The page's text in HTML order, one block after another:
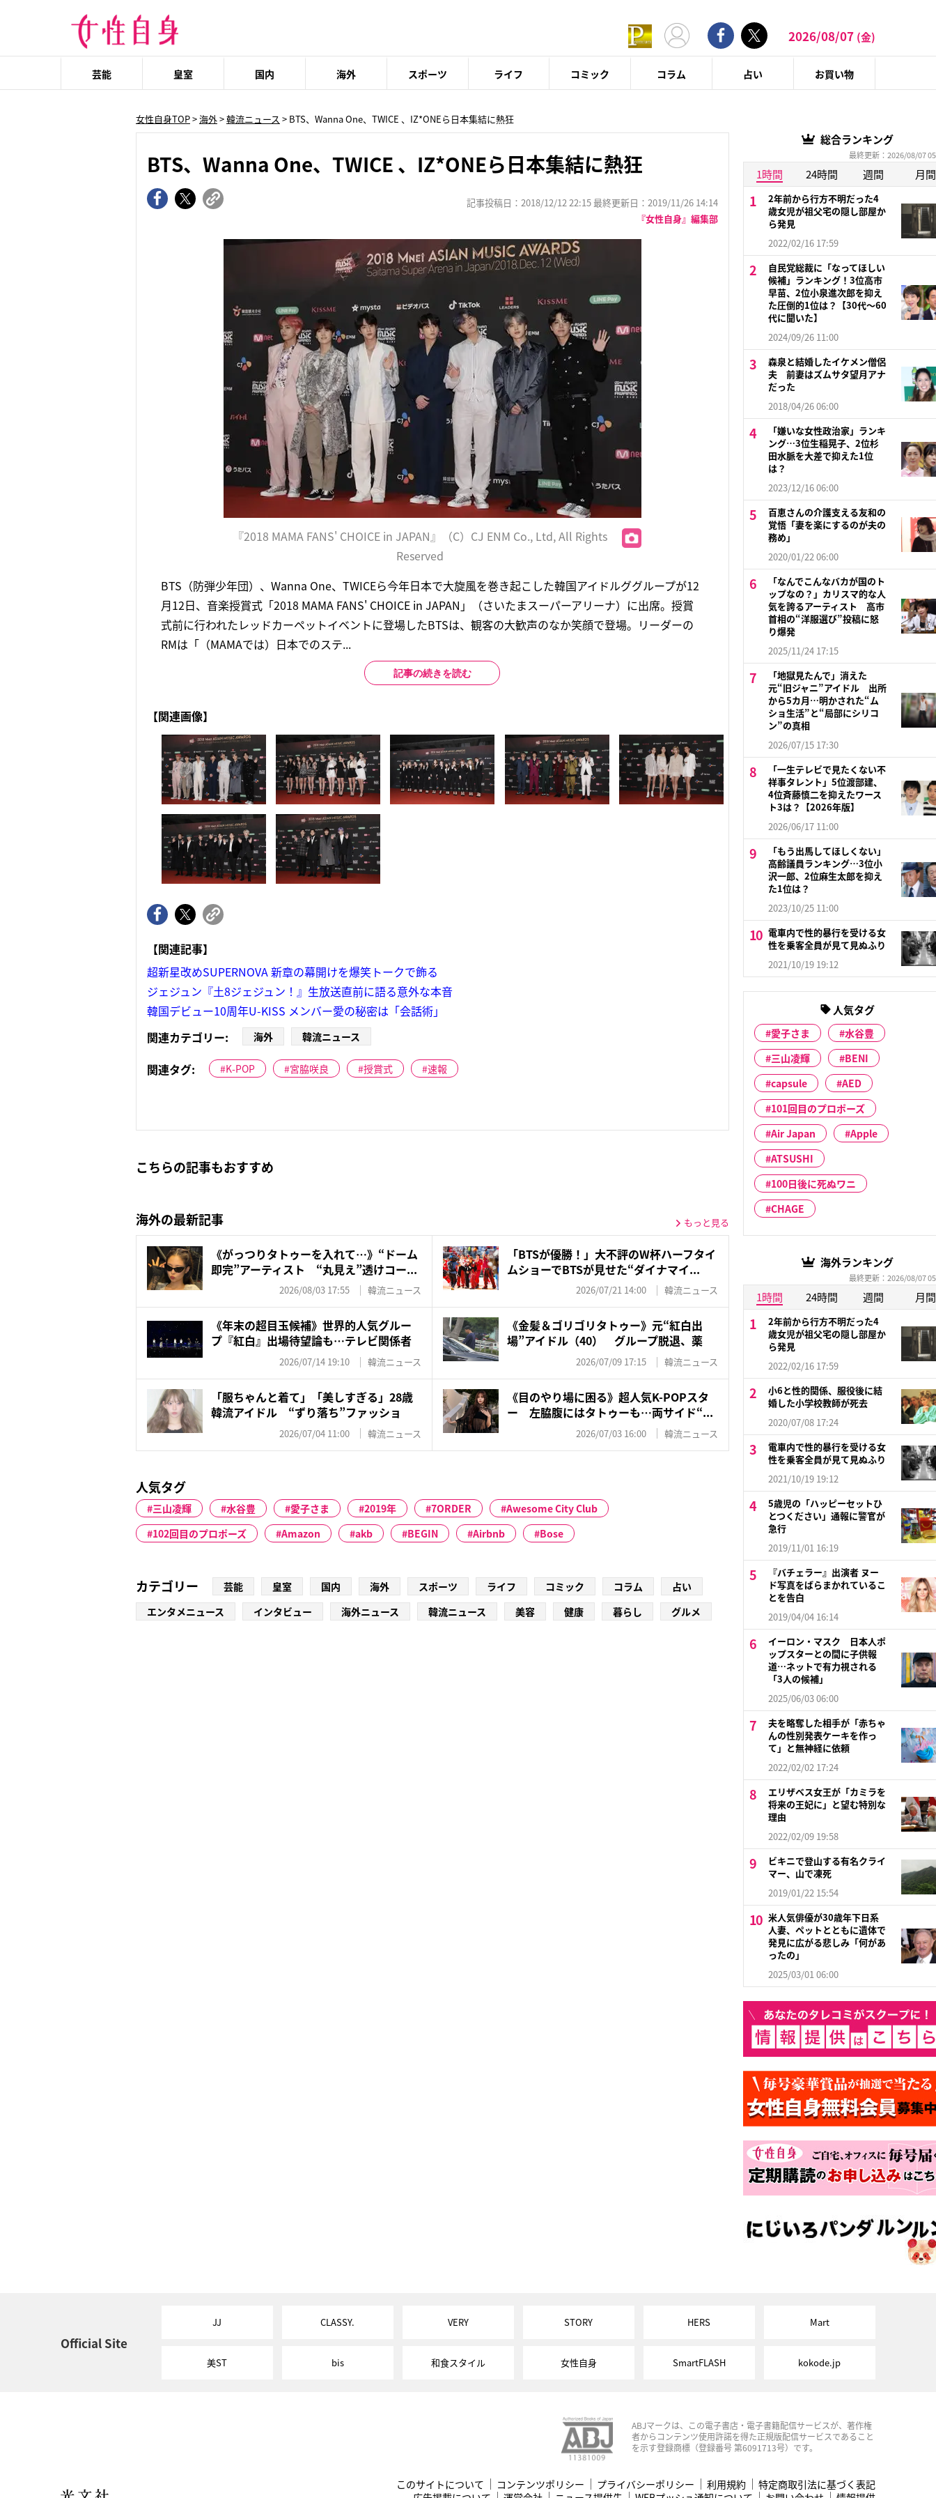
2026/08/07 (金)
芸能 皇室 国内 海外 スポーツ ライフ コミック コラム 占い お買い物
女性自身TOP>海外>韓流ニュース > BTS、Wanna One、TWICE 、IZ*ONEら日本集結に熱狂
BTS、Wanna One、TWICE 、IZ*ONEら日本集結に熱狂
記事投稿日：2018/12/12 22:15 最終更新日：2019/11/26 14:14
『女性自身』編集部
『2018 MAMA FANS' CHOICE in JAPAN』（C）CJ ENM Co., Ltd, All Rights
Reserved
BTS（防弾少年団）、Wanna One、TWICEら今年日本で大旋風を巻き起こした韓国アイドルググループが12
月12日、音楽授賞式「2018 MAMA FANS' CHOICE in JAPAN」（さいたまスーパーアリーナ）に出席。授賞
式前に行われたレッドカーペットイベントに登場したBTSは、観客の大歓声のなか笑顔で登場。リーダーの
RMは「（MAMAでは）日本でのステ...
記事の続きを読む
【関連画像】
【関連記事】
超新星改めSUPERNOVA 新章の幕開けを爆笑トークで飾る
ジェジュン『土8ジェジュン！』生放送直前に語る意外な本音
韓国デビュー10周年U-KISS メンバー愛の秘密は「会話術」
関連カテゴリー:
海外 韓流ニュース
関連タグ: K-POP 宮脇咲良 授賞式 速報
こちらの記事もおすすめ
海外の最新記事 もっと見る
《がっつりタトゥーを入れて…》“ドーム
即完”アーティスト “丸見え”透けコー...
2026/08/03 17:55 韓流ニュース
「BTSが優勝！」大不評のW杯ハーフタイ
ムショーでBTSが見せた“ダイナマイ...
2026/07/21 14:00 韓流ニュース
《年末の超目玉候補》世界的人気グルー
プ『紅白』出場待望論も…テレビ関係者
2026/07/14 19:10 韓流ニュース
《金髪＆ゴリゴリタトゥー》元“紅白出
場”アイドル（40） グループ脱退、薬
2026/07/09 17:15 韓流ニュース
「服ちゃんと着て」「美しすぎる」28歳
韓流アイドル “ずり落ち”ファッショ
2026/07/04 11:00 韓流ニュース
《目のやり場に困る》超人気K-POPスタ
ー 左脇腹にはタトゥーも…両サイド“...
2026/07/03 16:00 韓流ニュース
人気タグ
三山凌輝 水谷豊 愛子さま 2019年 7ORDER
Awesome City Club
102回目のプロポーズ
Amazon akb BEGIN Airbnb Bose
カテゴリー 芸能 皇室 国内 海外 スポーツ ライフ コミック コラム
占い
エンタメニュース
インタビュー 海外ニュース 韓流ニュース 美容 健康 暮らし グルメ
総合ランキング
最終更新：2026/08/07
1時間 24時間 週間 月間
2年前から行方不明だった4
歳女児が祖父宅の隠し部屋か
ら発見
2022/02/16 17:59
自民党総裁に「なってほしい
候補」ランキング！3位高市
早苗、2位小泉進次郎を抑え
た圧倒的1位は？【30代〜60
代に聞いた】
2024/09/26 11:00
森泉と結婚したイケメン僧侶
夫 前妻はズムサタ望月アナ
だった
2018/04/26 06:00
「嫌いな女性政治家」ランキ
ング…3位生稲晃子、2位杉
田水脈を大差で抑えた1位
は？
2023/12/16 06:00
百恵さんの介護支える友和の
覚悟「妻を楽にするのが夫の
務め」
2020/01/22 06:00
「なんでこんなバカが国のト
ップなの？」カリスマ的な人
気を誇るアーティスト 高市
首相の“洋服選び”投稿に怒
り爆発
2025/11/24 17:15
「地獄見たんで」消えた
元“旧ジャニ”アイドル 出所
から5カ月…明かされた“ム
ショ生活”と“局部にシリコ
ン”の真相
2026/07/15 17:30
「一生テレビで見たくない不
祥事タレント」5位渡部建、
4位斉藤慎二を抑えたワース
ト3は？【2026年版】
2026/06/17 11:00
「もう出馬してほしくない」
高齢議員ランキング…3位小
沢一郎、2位麻生太郎を抑え
た1位は？
2023/10/25 11:00
電車内で性的暴行を受ける女
性を乗客全員が見て見ぬふり
2021/10/19 19:12
人気タグ
愛子さま
水谷豊
三山凌輝
BENI
capsule
AED
101回目のプロポーズ
Air Japan
Apple
ATSUSHI
100日後に死ぬワニ
CHAGE
海外ランキング
最終更新：2026/08/07
1時間 24時間 週間 月間
2年前から行方不明だった4
歳女児が祖父宅の隠し部屋か
ら発見
2022/02/16 17:59
小6と性的関係、服役後に結
婚した小学校教師が死去
2020/07/08 17:24
電車内で性的暴行を受ける女
性を乗客全員が見て見ぬふり
2021/10/19 19:12
5歳児の「ハッピーセットひ
とつください」通報に警官が
急行
2019/11/01 16:19
『バチェラー』出演者 ヌー
ド写真をばらまかれているこ
とを告白
2019/04/04 16:14
イーロン・マスク 日本人ポ
ップスターとの間に子供報
道…ネットで有力視される
「3人の候補」
2025/06/03 06:00
夫を略奪した相手が「赤ちゃ
んの性別発表ケーキを作っ
て」と無神経に依頼
2022/02/02 17:24
エリザベス女王が「カミラを
将来の王妃に」と望む特別な
理由
2022/02/09 19:58
ビキニで登山する有名クライ
マー、山で凍死
2019/01/22 15:54
米人気俳優が30歳年下日系
人妻、ペットとともに遺体で
発見に広がる悲しみ「何があ
ったの」
2025/03/01 06:00
Official Site
JJ CLASSY. VERY STORY HERS Mart
美ST bis 和食スタイル 女性自身 SmartFLASH kokode.jp
ABJマークは、この電子書店・電子書籍配信サービスが、著作権
者からコンテンツ使用許諾を得た正規版配信サービスであること
を示す登録商標（登録番号 第6091713号）です。
このサイトについて コンテンツポリシー プライバシーポリシー 利用規約
特定商取引法に基づく表記